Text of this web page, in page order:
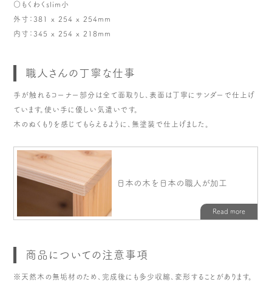
○もくわくslim小
外寸：381 x 254 x 254mm
内寸：345 x 254 x 218mm
職人さんの丁寧な仕事
手が触れるコーナー部分は全て面取りし、表面は丁寧にサンダーで仕上げ
ています。使い手に優しい気遣いです。
木のぬくもりを感じてもらえるように、無塗装で仕上げました。
商品についての注意事項
※天然木の無垢材のため、完成後にも多少収縮、変形することがあります。